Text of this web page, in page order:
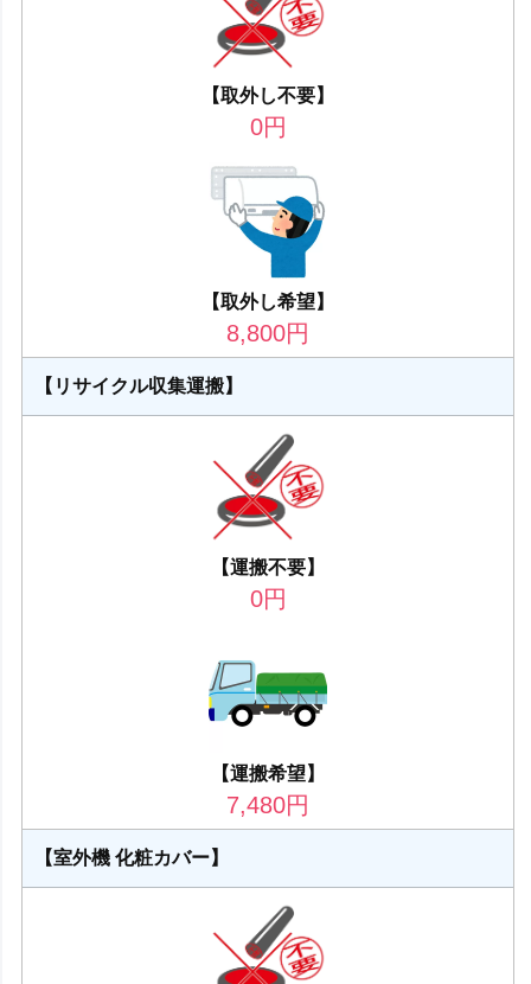
【取外し不要】
0円
【取外し希望】
8,800円
【リサイクル収集運搬】
【運搬不要】
0円
【運搬希望】
7,480円
【室外機 化粧カバー】